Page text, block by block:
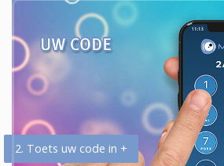
2. Toets uw code in +